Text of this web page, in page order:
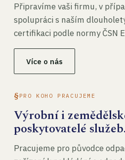
Připravíme vaši firmu, v
spolupráci s naším
certifikaci podle normy ČSN
Více o nás
PRO KOHO PRACUJEME
Výrobní i
poskytovatelé služeb.
Pracujeme pro původce